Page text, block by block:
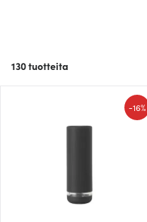
130tuotteita
-16%